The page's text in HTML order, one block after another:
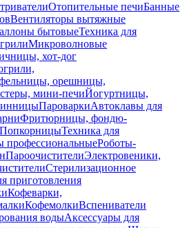
Отопительные печиБанные
Вентиляторы вытяжные
бытовыеТехника для
Микроволновые
хот-дог
орешницы,
мини-печиЙогуртницы,
ПароваркиАвтоклавы для
Фритюрницы, фондю-
ПопкорницыТехника для
профессиональныеРоботы-
ПароочистителиЭлектровеники,
Стерилизационное
приготовления
Кофеварки,
КофемолкиВспениватели
водыАксессуары для